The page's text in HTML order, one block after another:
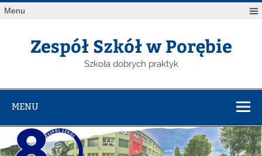
Menu
Zespół Szkół w Porębie
Szkoła dobrych praktyk
MENU